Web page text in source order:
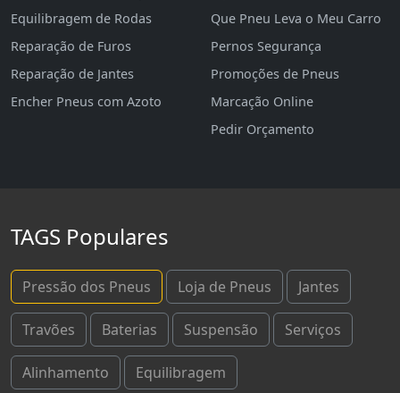
Equilibragem de Rodas
Reparação de Furos
Reparação de Jantes
Encher Pneus com Azoto
Que Pneu Leva o Meu Carro
Pernos Segurança
Promoções de Pneus
Marcação Online
Pedir Orçamento
TAGS Populares
Pressão dos Pneus Loja de Pneus Jantes
Travões Baterias Suspensão Serviços
Alinhamento Equilibragem